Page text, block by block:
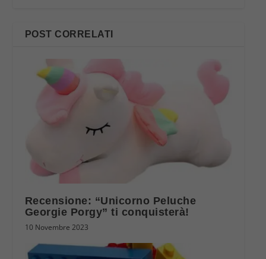
POST CORRELATI
Recensione: “Unicorno Peluche
Georgie Porgy” ti conquisterà!
10 Novembre 2023